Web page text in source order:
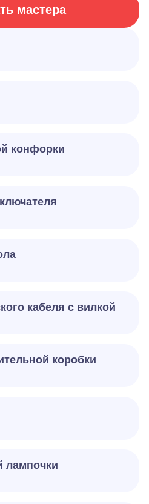
мастера
конфорки
кабеля с вилкой
коробки
лампочки